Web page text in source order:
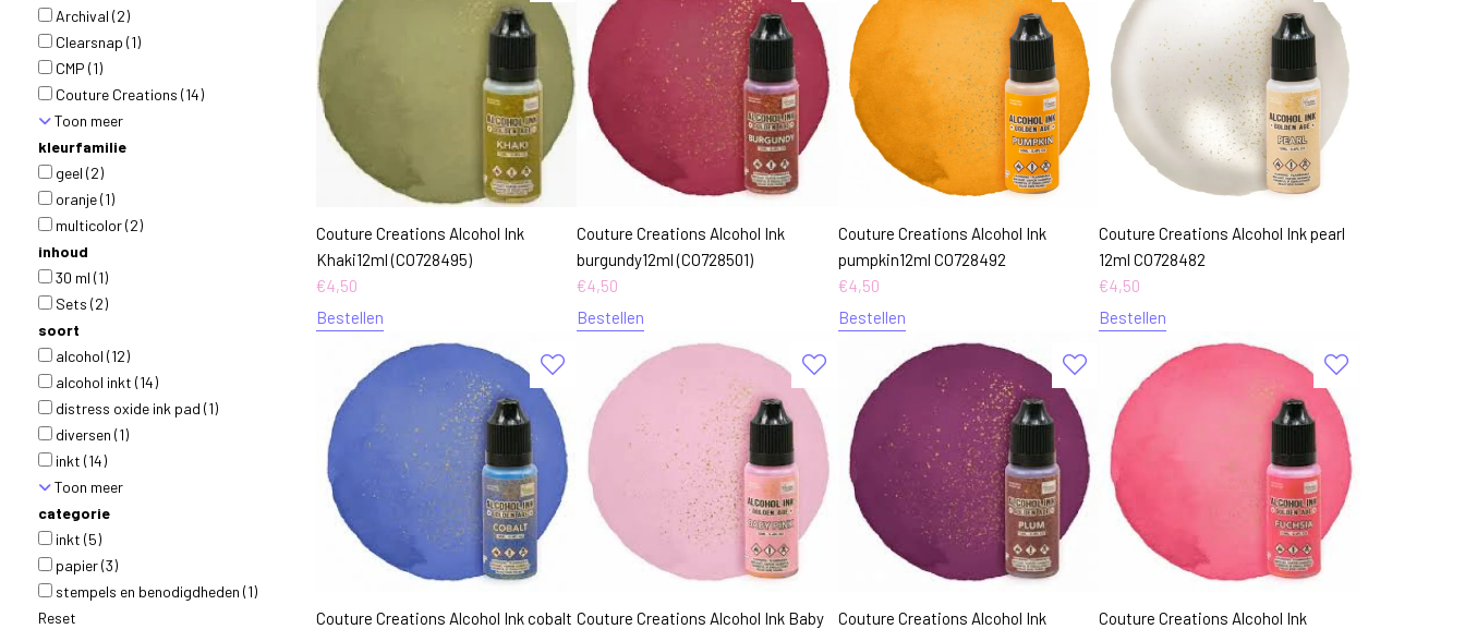
Archival (2)
Clearsnap (1)
CMP (1)
Couture Creations (14)
Toon meer
kleurfamilie
geel (2)
oranje(1)
multicolor(2)
inhoud
30 ml (1)
Sets (2)
soort
alcohol (12)
alcohol inkt (14)
distress oxide ink pad (1)
diversen (1)
inkt (14)
Toon meer
categorie
inkt (5)
papier(3)
stempels en benodigdheden (1)
Reset
Couture Creations Alcohol Ink
Khaki12ml (CO728495)
€4,50
Bestellen
Couture Creations Alcohol Ink
burgundy12ml (CO728501)
€4,50
Bestellen
Couture Creations Alcohol Ink
pumpkin12ml CO728492
€4,50
Bestellen
Couture Creations Alcohol Ink pearl
12ml CO728482
€4,50
Bestellen
Couture Creations Alcohol Ink cobalt Couture Creations Alcohol Ink Baby
Couture Creations Alcohol Ink
Couture Creations Alcohol Ink